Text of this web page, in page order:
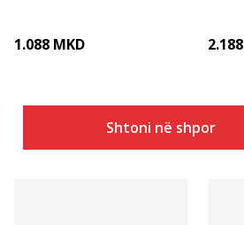
1.088 MKD
Shtoni në shportë
2.188